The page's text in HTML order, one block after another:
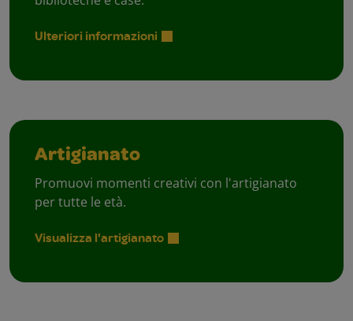
Ulteriori informazioni
Artigianato
Promuovi momenti creativi con l'artigianato
per tutte le età.
Visualizza l'artigianato